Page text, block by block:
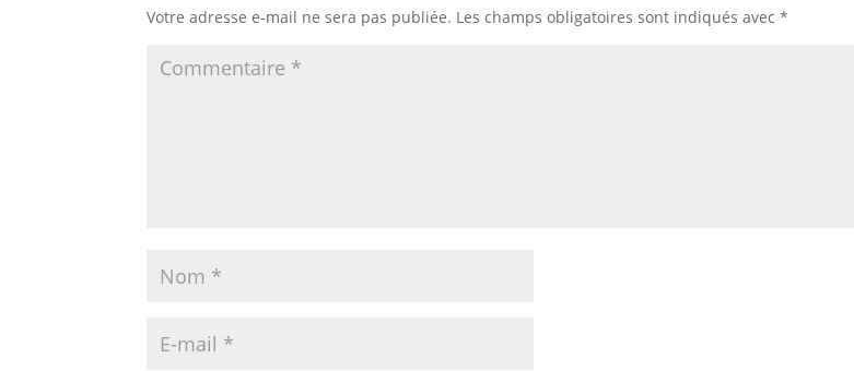
Votre adresse e-mail ne sera pas publiée. Les champs obligatoires sont indiqués avec*